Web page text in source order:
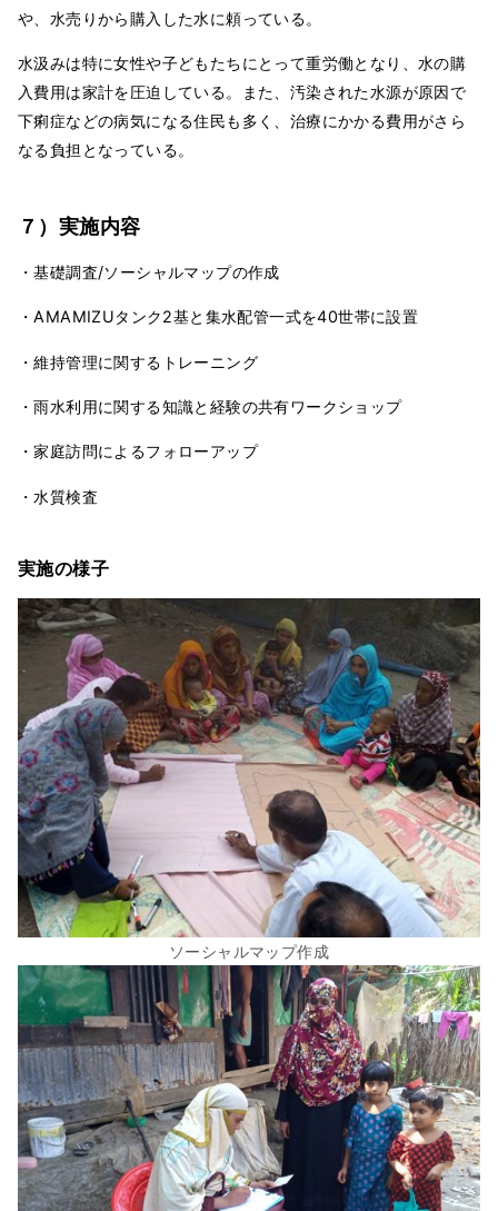
や、水売りから購入した水に頼っている。
水汲みは特に女性や子どもたちにとって重労働となり、水の購
入費用は家計を圧迫している。また、汚染された水源が原因で
下痢症などの病気になる住民も多く、治療にかかる費用がさら
なる負担となっている。
７）実施内容
・基礎調査/ソーシャルマップの作成
・AMAMIZUタンク2基と集水配管一式を40世帯に設置
・維持管理に関するトレーニング
・雨水利用に関する知識と経験の共有ワークショップ
・家庭訪問によるフォローアップ
・水質検査
実施の様子
ソーシャルマップ作成